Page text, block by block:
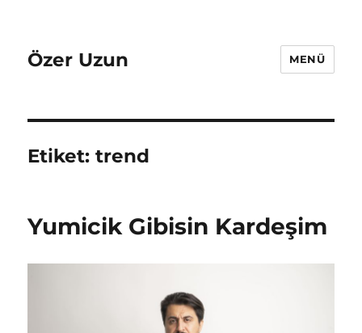
Özer Uzun MENÜ
Etiket:trend
Yumicik Gibisin Kardeşim